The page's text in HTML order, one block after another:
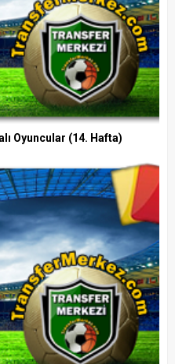
Oyuncular (14. Hafta)